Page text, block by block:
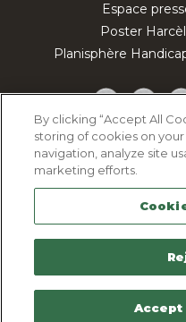
Espace
Poster
Planisphère
Facebook
Politique
Politique
By clicking “Accept All
storing of cookies on
navigation, analyze site
marketing efforts.
Accept